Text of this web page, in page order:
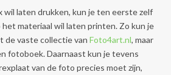
wil laten drukken, kun je ten eerste zelf
materiaal wil laten printen. Zo kun je
de vaste collectie van Foto4art.nl, maar
fotoboek. Daarnaast kun je tevens
van de foto precies moet zijn,